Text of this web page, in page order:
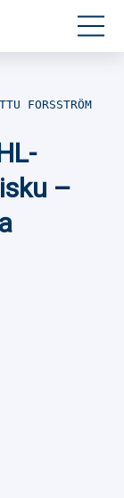
FORSSTRÖM
–